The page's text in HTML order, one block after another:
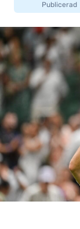
Publicerad